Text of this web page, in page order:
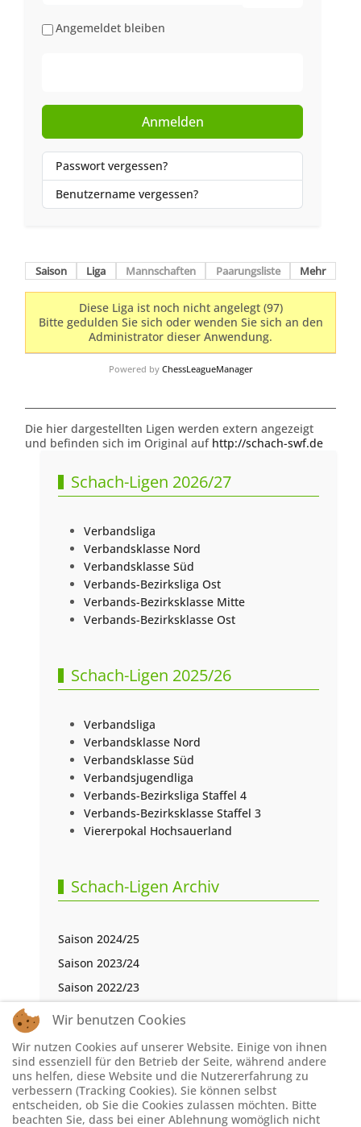
Angemeldet bleiben
Anmelden
Passwort vergessen?
Benutzername vergessen?
Saison Liga Mannschaften Paarungsliste Mehr
Diese Liga ist noch nicht angelegt (97)
Bitte gedulden Sie sich oder wenden Sie sich an den
Administrator dieser Anwendung.
Powered by ChessLeagueManager
Die hier dargestellten Ligen werden extern angezeigt
und befinden sich im Original auf http://schach-swf.de
Schach-Ligen 2026/27
Verbandsliga
Verbandsklasse Nord
Verbandsklasse Süd
Verbands-Bezirksliga Ost
Verbands-Bezirksklasse Mitte
Verbands-Bezirksklasse Ost
Schach-Ligen 2025/26
Verbandsliga
Verbandsklasse Nord
Verbandsklasse Süd
Verbandsjugendliga
Verbands-Bezirksliga Staffel 4
Verbands-Bezirksklasse Staffel 3
Viererpokal Hochsauerland
Schach-Ligen Archiv
Saison 2024/25
Saison 2023/24
Saison 2022/23
Saison 2021/22
Saison 2019/20
Saison 2018/19
Saison 2017/18
Wir benutzen Cookies
Wir nutzen Cookies auf unserer Website. Einige von ihnen
sind essenziell für den Betrieb der Seite, während andere
uns helfen, diese Website und die Nutzererfahrung zu
verbessern (Tracking Cookies). Sie können selbst
entscheiden, ob Sie die Cookies zulassen möchten. Bitte
beachten Sie, dass bei einer Ablehnung womöglich nicht